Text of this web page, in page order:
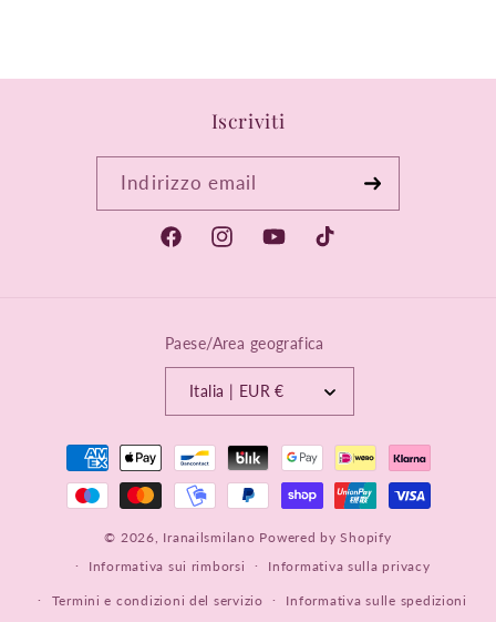
Iscriviti
Indirizzo email
FacebookInstagramYouTubeTikTok
Paese/Area geografica
Italia | EUR €
Metodi
pagamento
© 2026, Iranailsmilano Powered by Shopify
Informativa sui rimborsi
Informativa sulla privacy
Termini e condizioni del servizio Informativa sulle spedizioni